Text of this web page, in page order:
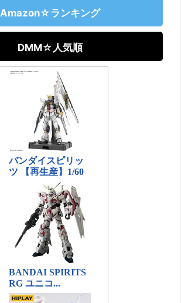
Amazon☆ランキング
DMM☆人気順